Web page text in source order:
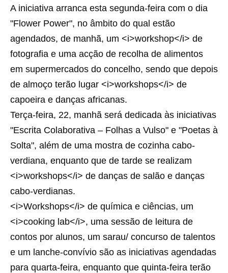
A iniciativa arranca esta segunda-feira com o dia
"Flower Power", no âmbito do qual estão
agendados, de manhã, um <i>workshop</i> de
fotografia e uma acção de recolha de alimentos
em supermercados do concelho, sendo que depois
de almoço terão lugar <i>workshops</i> de
capoeira e danças africanas.
Terça-feira, 22, manhã será dedicada às iniciativas
"Escrita Colaborativa – Folhas a Vulso" e "Poetas à
Solta", além de uma mostra de cozinha cabo-
verdiana, enquanto que de tarde se realizam
<i>workshops</i> de danças de salão e danças
cabo-verdianas.
<i>Workshops</i> de química e ciências, um
<i>cooking lab</i>, uma sessão de leitura de
contos por alunos, um sarau/ concurso de talentos
e um lanche-convívio são as iniciativas agendadas
para quarta-feira, enquanto que quinta-feira terão